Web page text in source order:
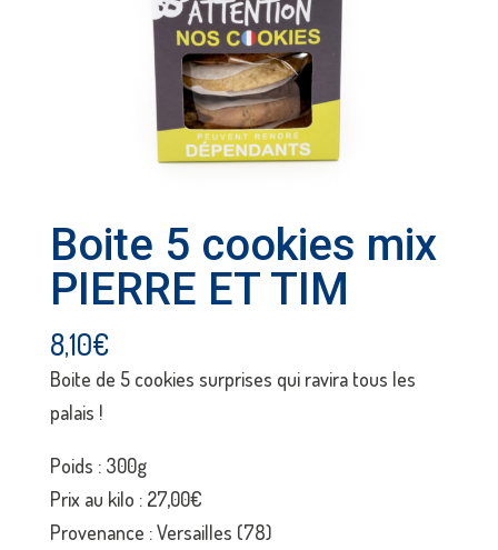
Boite 5 cookies mix
PIERRE ET TIM
8,10€
Boite de 5 cookies surprises qui ravira tous les
palais !
Poids : 300g
Prix au kilo : 27,00€
Provenance : Versailles (78)